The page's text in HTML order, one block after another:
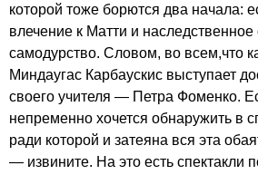
которой тоже борются два начала:
влечение к Матти и наследственное
самодурство. Словом, во всем,что
Миндаугас Карбаускис выступает
своего учителя — Петра Фоменко.
непременно хочется обнаружить в
ради которой и затеяна вся эта
— извините. На это есть спектакли